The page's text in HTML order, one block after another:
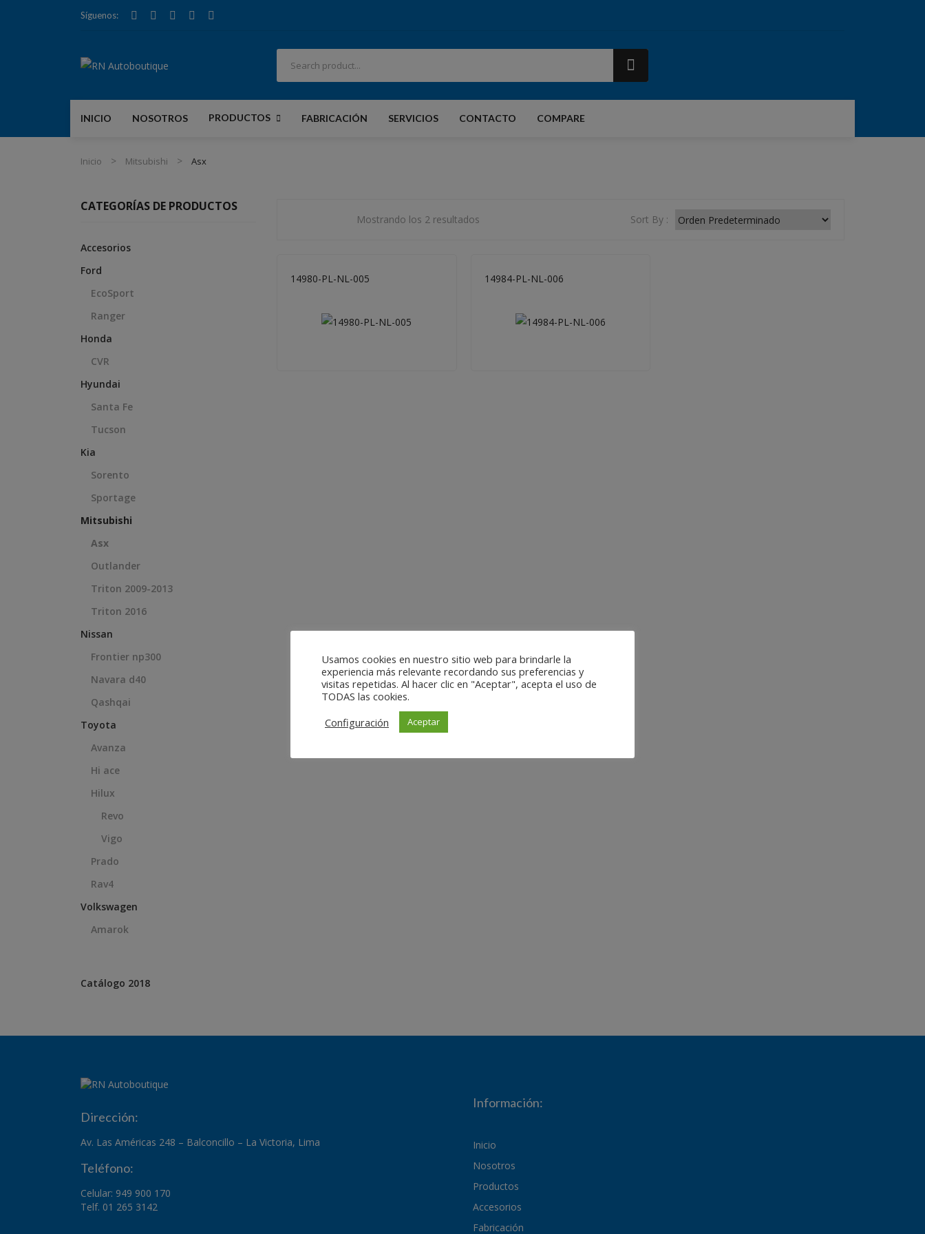
Síguenos:
INICIO NOSOTROS PRODUCTOS FABRICACIÓN SERVICIOS CONTACTO COMPARE
Inicio Mitsubishi Asx
Mostrando los 2 resultados Sort By :
14980-PL-NL-005 14984-PL-NL-006
CATEGORÍAS DE PRODUCTOS
Accesorios
Ford
EcoSport
Ranger
Honda
CVR
Hyundai
Santa Fe
Tucson
Kia
Sorento
Sportage
Mitsubishi
Asx
Outlander
Triton 2009-2013
Triton 2016
Nissan
Frontier np300
Navara d40
Qashqai
Toyota
Avanza
Hi ace
Hilux
Revo
Vigo
Prado
Rav4
Volkswagen
Amarok
Catálogo 2018
Dirección:
Av. Las Américas 248 – Balconcillo – La Victoria, Lima
Teléfono:
Celular: 949 900 170
Telf. 01 265 3142
Información:
Inicio
Nosotros
Productos
Accesorios
Fabricación
Usamos cookies en nuestro sitio web para brindarle la
experiencia más relevante recordando sus preferencias y
visitas repetidas. Al hacer clic en "Aceptar", acepta el uso de
TODAS las cookies.
Configuración
Aceptar